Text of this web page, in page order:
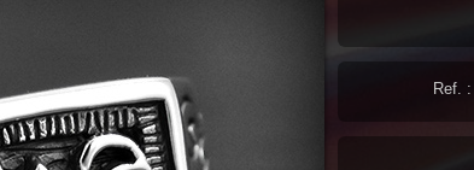
Ref. :